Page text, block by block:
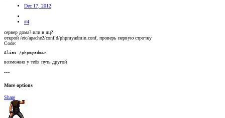
Dec 17, 2012
#4
сервер дома? или в дц?
открой /etc/apache2/conf.d/phpmyadmin.conf, проверь первую строчку
Code:
Alias /phpmyadmin
возможно у тебя путь другой
•••
More options
Share